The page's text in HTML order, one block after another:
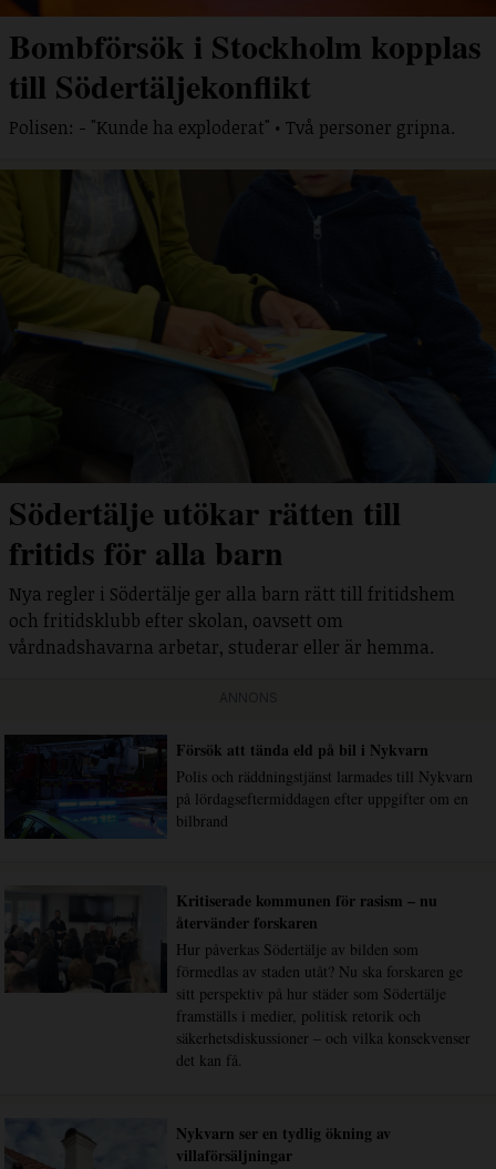
Bombförsök i Stockholm kopplas
till Södertäljekonflikt
Polisen: - "Kunde ha exploderat" • Två personer gripna.
Södertälje utökar rätten till
fritids för alla barn
Nya regler i Södertälje ger alla barn rätt till fritidshem
och fritidsklubb efter skolan, oavsett om
vårdnadshavarna arbetar, studerar eller är hemma.
Försök att tända eld på bil i Nykvarn
Polis och räddningstjänst larmades till Nykvarn
på lördagseftermiddagen efter uppgifter om en
bilbrand
Kritiserade kommunen för rasism – nu
återvänder forskaren
Hur påverkas Södertälje av bilden som
förmedlas av staden utåt? Nu ska forskaren ge
sitt perspektiv på hur städer som Södertälje
framställs i medier, politisk retorik och
säkerhetsdiskussioner – och vilka konsekvenser
det kan få.
Nykvarn ser en tydlig ökning av
villaförsäljningar